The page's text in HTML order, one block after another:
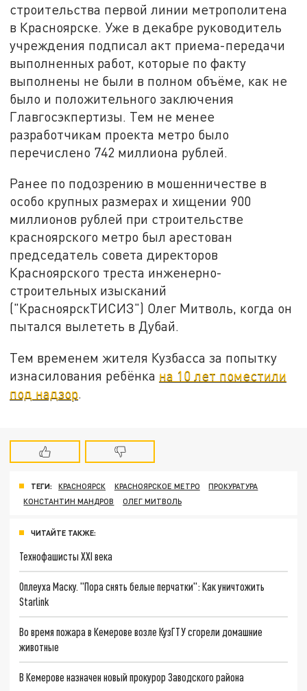
строительства первой линии метрополитена
в Красноярске. Уже в декабре руководитель
учреждения подписал акт приема-передачи
выполненных работ, которые по факту
выполнены не были в полном объёме, как не
было и положительного заключения
Главгосэкпертизы. Тем не менее
разработчикам проекта метро было
перечислено 742 миллиона рублей.
Ранее по подозрению в мошенничестве в
особо крупных размерах и хищении 900
миллионов рублей при строительстве
красноярского метро был арестован
председатель совета директоров
Красноярского треста инженерно-
строительных изысканий
("КрасноярскТИСИЗ") Олег Митволь, когда он
пытался вылететь в Дубай.
Тем временем жителя Кузбасса за попытку
изнасилования ребёнка на 10 лет поместили
под надзор.
ТЕГИ: КРАСНОЯРСК КРАСНОЯРСКОЕ МЕТРО
ПРОКУРАТУРА
КОНСТАНТИН МАНДРОВ
ОЛЕГ МИТВОЛЬ
ЧИТАЙТЕ ТАКЖЕ:
Технофашисты XXI века
Оплеуха Маску. "Пора снять белые перчатки": Как уничтожить
Starlink
Во время пожара в Кемерове возле КузГТУ сгорели домашние
животные
В Кемерове назначен новый прокурор Заводского района